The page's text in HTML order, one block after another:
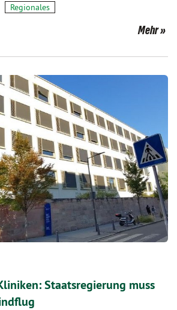
Regionales
Mehr
Staatsregierung muss